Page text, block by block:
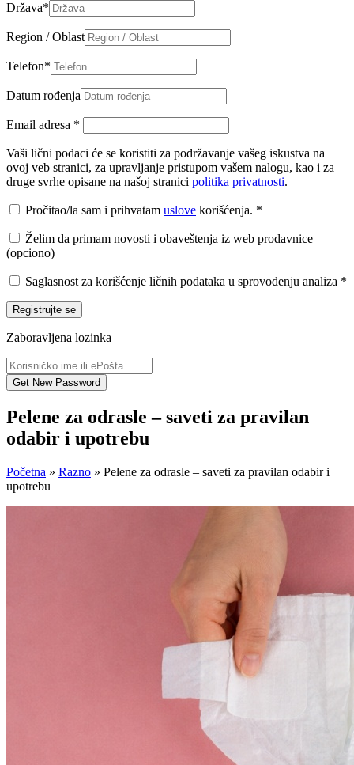
Država*
Region / Oblast
Telefon*
Datum rođenja
Email adresa *
Vaši lični podaci će se koristiti za podržavanje vašeg iskustva na
ovoj veb stranici, za upravljanje pristupom vašem nalogu, kao i za
druge svrhe opisane na našoj stranici politika privatnosti.
Pročitao/la sam i prihvatam uslove korišćenja. *
Želim da primam novosti i obaveštenja iz web prodavnice
(opciono)
Saglasnost za korišćenje ličnih podataka u sprovođenju analiza *
Registrujte se
Zaboravljena lozinka
Pelene za odrasle – saveti za pravilan
odabir i upotrebu
Početna » Razno » Pelene za odrasle – saveti za pravilan odabir i
upotrebu